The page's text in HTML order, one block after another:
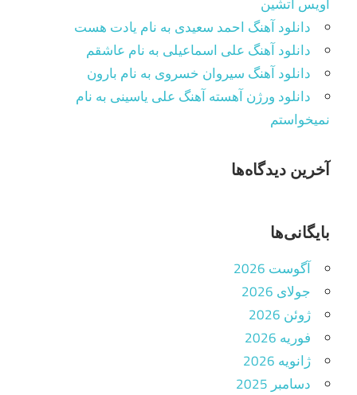
دانلود آهنگ احمد سعیدی به نام یادت هست
دانلود آهنگ علی اسماعیلی به نام عاشقم
دانلود آهنگ سیروان خسروی به نام بارون
دانلود ورژن آهسته آهنگ علی یاسینی به نام
نمیخواستم
آخرین دیدگاه‌ها
بایگانی‌ها
آگوست 2026
جولای 2026
ژوئن 2026
فوریه 2026
ژانویه 2026
دسامبر 2025